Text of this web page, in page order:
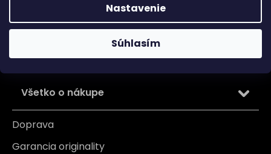
Nastavenie
Súhlasím
Vložením e-mailu súhlasíte spodmienkami ochrany
osobných údajov
Všetko o nákupe
Doprava
Garancia originality